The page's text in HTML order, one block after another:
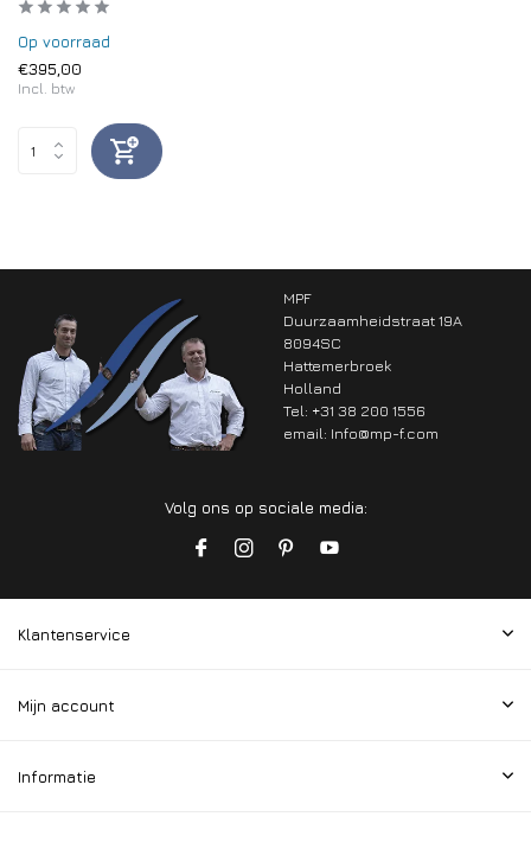
Op voorraad
€395,00
Incl. btw
MPF
Duurzaamheidstraat 19A
8094SC
Hattemerbroek
Holland
Tel: +31 38 200 1556
email: Info@mp-f.com
Volg ons op sociale media:
Klantenservice
Mijn account
Informatie